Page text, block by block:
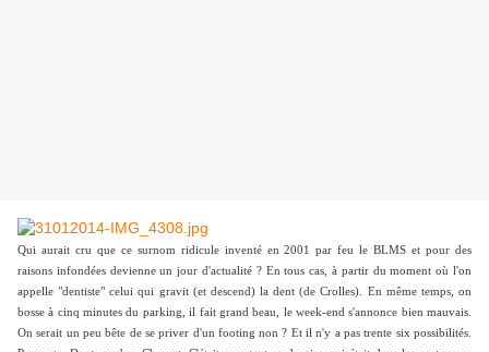
Qui aurait cru que ce surnom ridicule inventé en 2001 par feu le BLMS et pour des
raisons infondées devienne un jour d'actualité ? En tous cas, à partir du moment où l'on
appelle "dentiste" celui qui gravit (et descend) la dent (de Crolles). En même temps, on
bosse à cinq minutes du parking, il fait grand beau, le week-end s'annonce bien mauvais.
On serait un peu bête de se priver d'un footing non ? Et il n'y a pas trente six possibilités.